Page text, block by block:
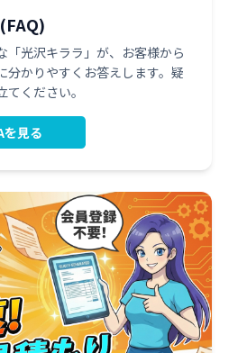
「光沢キララ」が、お客様から
分かりやすくお答えします。疑
ください。
を見る